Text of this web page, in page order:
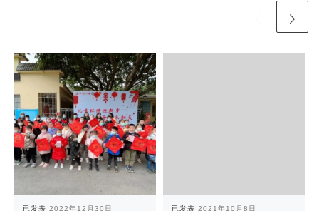
已发表 2022年12月30日 已发表 2021年10月8日